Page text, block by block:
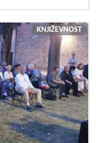
KNJIŽEVNOST